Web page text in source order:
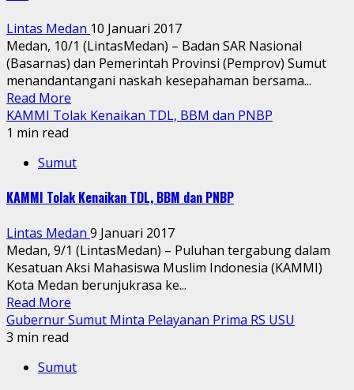
Lintas Medan 10 Januari 2017
Medan, 10/1 (LintasMedan) – Badan SAR Nasional
(Basarnas) dan Pemerintah Provinsi (Pemprov) Sumut
menandantangani naskah kesepahaman bersama...
Read More
KAMMI Tolak Kenaikan TDL, BBM dan PNBP
1 min read
Sumut
KAMMI Tolak Kenaikan TDL, BBM dan PNBP
Lintas Medan 9 Januari 2017
Medan, 9/1 (LintasMedan) – Puluhan tergabung dalam
Kesatuan Aksi Mahasiswa Muslim Indonesia (KAMMI)
Kota Medan berunjukrasa ke...
Read More
Gubernur Sumut Minta Pelayanan Prima RS USU
3 min read
Sumut